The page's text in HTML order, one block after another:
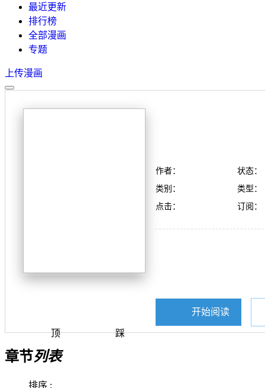
最近更新
排行榜
全部漫画
专题
上传漫画
顶 踩
作者：
状态：
类别：
类型：
点击：
订阅：
开始阅读
章节列表
排序 :